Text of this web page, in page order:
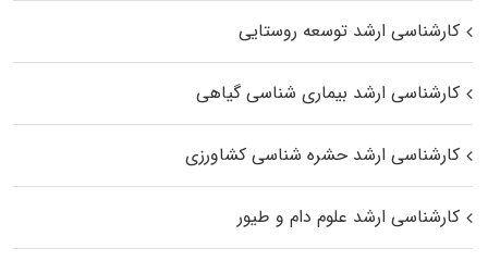
کارشناسی ارشد توسعه روستایی
کارشناسی ارشد بیماری‌ شناسی گیاهی
کارشناسی ارشد حشره‌ شناسی کشاورزی
کارشناسی ارشد علوم دام و طیور